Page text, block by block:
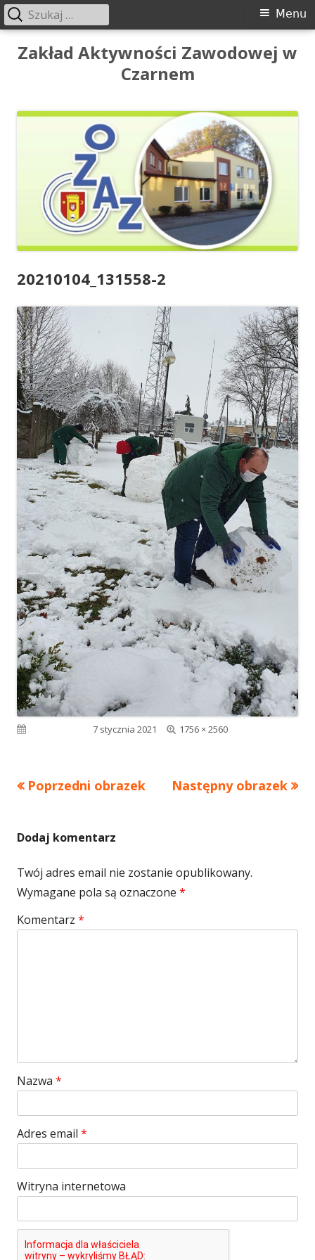
Przeskocz
Zakład Aktywności Zawodowej w
Czarnem
Menu
główne
Menu
Szukaj:
20210104_131558-2
Opublikowano7 stycznia 2021
Pełny
1756 × 2560
Poprzedni obrazek Następny obrazek
Dodaj komentarz
Twój adres email nie zostanie opublikowany.
Wymagane pola są oznaczone *
Komentarz *
Nazwa *
Adres email *
Witryna internetowa